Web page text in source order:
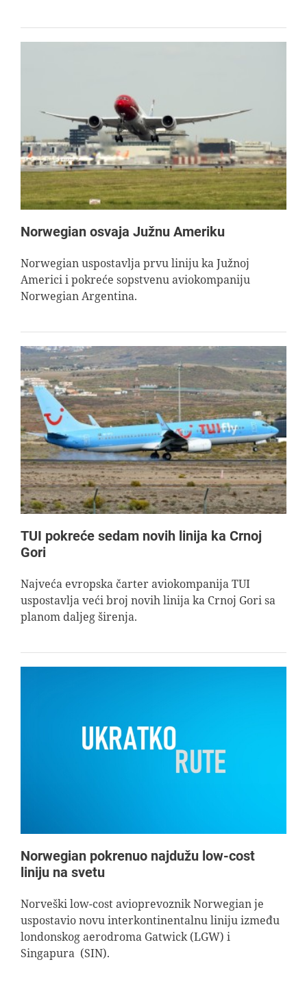
Norwegian osvaja Južnu Ameriku
Norwegian uspostavlja prvu liniju ka Južnoj
Americi i pokreće sopstvenu aviokompaniju
Norwegian Argentina.
TUI pokreće sedam novih linija ka Crnoj
Gori
Najveća evropska čarter aviokompanija TUI
uspostavlja veći broj novih linija ka Crnoj Gori sa
planom daljeg širenja.
Norwegian pokrenuo najdužu low-cost
liniju na svetu
Norveški low-cost avioprevoznik Norwegian je
uspostavio novu interkontinentalnu liniju između
londonskog aerodroma Gatwick (LGW) i
Singapura (SIN).